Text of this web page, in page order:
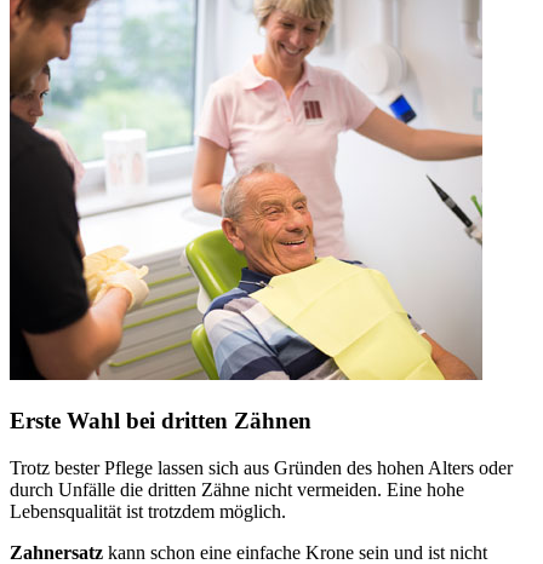
Erste Wahl bei dritten Zähnen
Trotz bester Pflege lassen sich aus Gründen des hohen Alters oder
durch Unfälle die dritten Zähne nicht vermeiden. Eine hohe
Lebensqualität ist trotzdem möglich.
Zahnersatz kann schon eine einfache Krone sein und ist nicht